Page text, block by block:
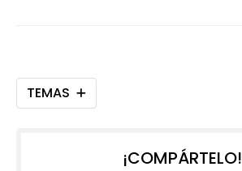
TEMAS
¡COMPÁRTELO!